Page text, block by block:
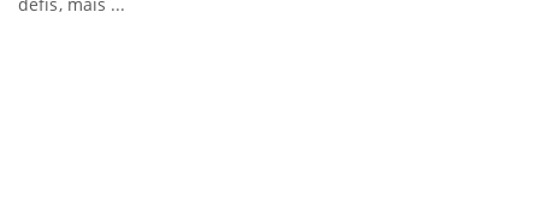
défis, mais ...